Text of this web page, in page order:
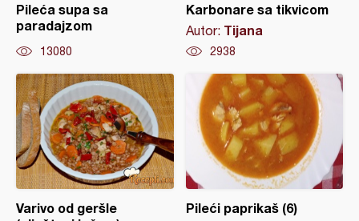
Pileća supa sa
paradajzom
13080
Karbonare sa tikvicom
Autor: Tijana
2938
Varivo od geršle
Pileći paprikaš (6)